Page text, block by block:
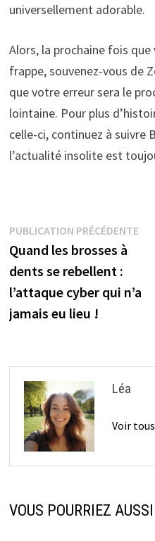
universellement adorable.
Alors, la prochaine fois
frappe, souvenez-vous de
que votre erreur sera le
lointaine. Pour plus
celle-ci, continuez à suivre
l’actualité insolite est
Navigation
de
l’article
PUBLICATION PRÉCÉDENTE
Quand les brosses à
dents se rebellent :
l’attaque cyber qui n’a
jamais eu lieu !
Léa
Voir
VOUS POURRIEZ